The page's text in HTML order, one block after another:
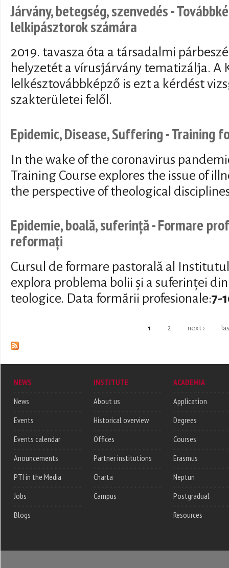
Járvány, betegség, szenvedés -
lelkipásztorok számára
2019. tavasza óta a társadalmi
helyzetét a vírusjárvány tematizálja. A
lelkésztovábbképző is ezt a kérdést
szakterületei felől.
Epidemic, Disease, Suffering - Training
In the wake of the coronavirus
Training Course explores the issue of
the perspective of theological
Epidemie, boală, suferință - Formare
reformați
Cursul de formare pastorală al
explora problema bolii și a suferinței
teologice. Data formării profesionale:7-
1 2 next ›
NEWS
News
Events
Events calendar
Anouncements
PTI in the Media
Jobs
Blogs
INSTITUTE
About us
Historical overview
Offices
Partner institutions
Charta
Campus
ACADEMIA
Application
Degrees
Courses
Erasmus
Neptun
Postgradual
Resources